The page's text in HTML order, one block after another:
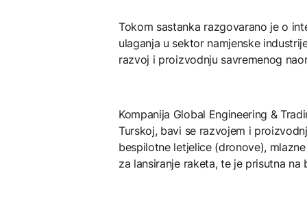
Tokom sastanka razgovarano je o
ulaganja u sektor namjenske
razvoj i proizvodnju savremenog
Kompanija Global Engineering &
Turskoj, bavi se razvojem i
bespilotne letjelice (dronove),
za lansiranje raketa, te je prisutna